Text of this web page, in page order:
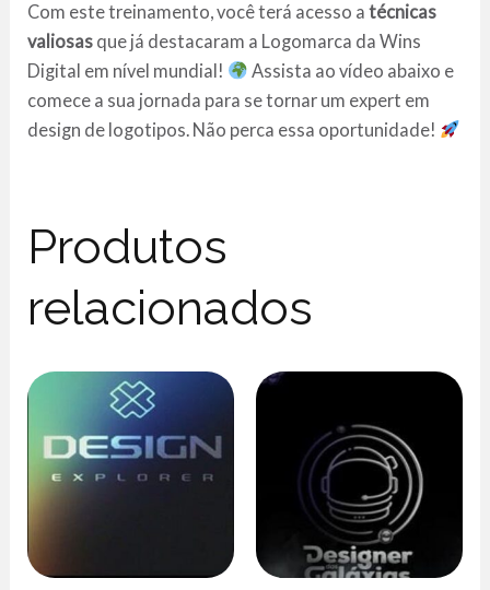
Com este treinamento, você terá acesso atécnicas
valiosas que já destacaram a Logomarca da Wins
Digital em nível mundial!
Assista ao vídeo abaixo e
comece a sua jornada para se tornar um expert em
design de logotipos. Não perca essa oportunidade!
Produtos
relacionados